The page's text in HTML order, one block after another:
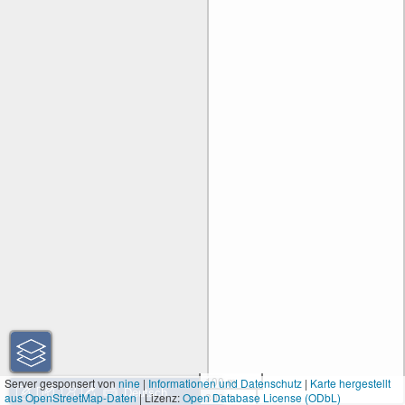
100 m
300 ft
Server gesponsert vonnine|Informationen und Datenschutz | Karte hergestellt
aus OpenStreetMap-Daten| Lizenz:Open Database License (ODbL)